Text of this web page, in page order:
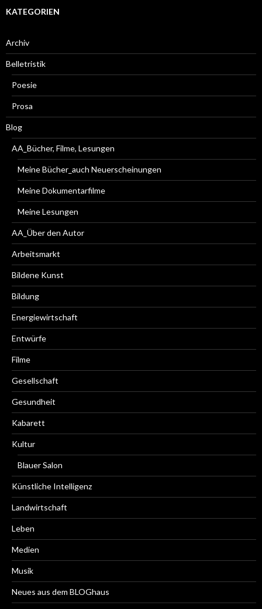
KATEGORIEN
Archiv
Belletristik
Poesie
Prosa
Blog
AA_Bücher, Filme, Lesungen
Meine Bücher_auch Neuerscheinungen
Meine Dokumentarfilme
Meine Lesungen
AA_Über den Autor
Arbeitsmarkt
Bildene Kunst
Bildung
Energiewirtschaft
Entwürfe
Filme
Gesellschaft
Gesundheit
Kabarett
Kultur
Blauer Salon
Künstliche Intelligenz
Landwirtschaft
Leben
Medien
Musik
Neues aus dem BLOGhaus